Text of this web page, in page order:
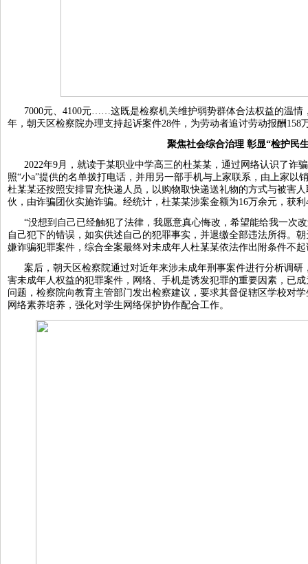
7000元、4100元……这既是检察机关维护弱势群体合法权益的温情
年，朝天区检察院办理支持起诉案件28件，为劳动者追讨劳动报酬158
聚焦社会综合治理 彰显“检护民
2022年9月，就读于某职业中学高三的杜某某，通过网络认识了诈
照“小a”提供的名单拨打电话，并用另一部手机与上家联系，由上家以
杜某某还按照安排冒充快递人员，以购物取快递送礼物的方式与被害
伙，由诈骗团伙实施诈骗。经统计，杜某某涉案金额为16万余元，获利
“没想到自己已经触犯了法律，我愿意真心悔改，希望能给我一次
自己犯下的错误，如实供述自己的犯罪事实，并退缴全部违法所得。
嫌诈骗犯罪案件，综合全案最终对未成年人杜某某依法作出附条件不
案后，朝天区检察院通过对近年来涉未成年刑事案件进行分析调
害未成年人权益的犯罪案件，网络、手机是诱发犯罪的重要因素，已
问题，检察院向教育主管部门发出检察建议，要求其督促辖区学校对
网络素养培养，强化对学生网络保护协作配合工作。